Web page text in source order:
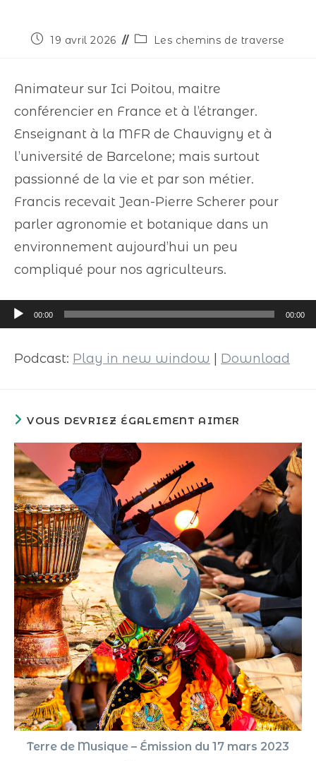
19 avril 2026 Les chemins de traverse
Animateur sur Ici Poitou, maitre
conférencier en France et à l’étranger.
Enseignant à la MFR de Chauvigny et à
l’université de Barcelone; mais surtout
passionné de la vie et par son métier.
Francis recevait Jean-Pierre Scherer pour
parler agronomie et botanique dans un
environnement aujourd’hui un peu
compliqué pour nos agriculteurs.
Lecteur
audio
00:00 00:00
Podcast: Play in new window Download
VOUS DEVRIEZ ÉGALEMENT AIMER
Terre de Musique – Émission du 17 mars 2023